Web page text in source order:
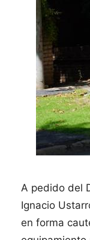
A pedido del
Ignacio
en forma